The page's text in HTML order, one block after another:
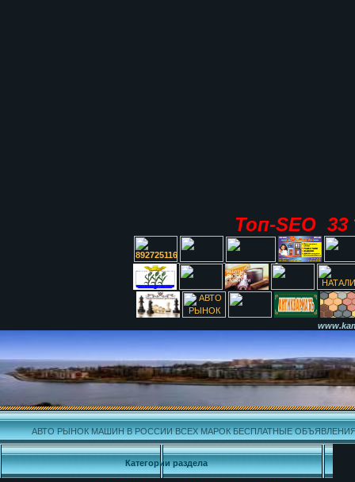
Топ-SEO 33
АВТО РЫНОК МАШИН В РОССИИ ВСЕХ МАРОК БЕСПЛАТНЫЕ
Категории раздела